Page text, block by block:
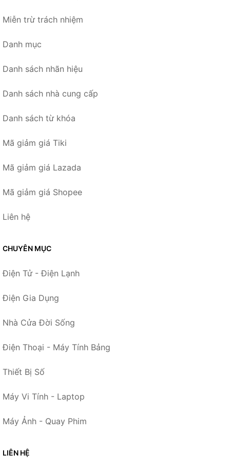
Miễn trừ trách nhiệm
Danh mục
Danh sách nhãn hiệu
Danh sách nhà cung cấp
Danh sách từ khóa
Mã giảm giá Tiki
Mã giảm giá Lazada
Mã giảm giá Shopee
Liên hệ
CHUYÊN MỤC
Điện Tử - Điện Lạnh
Điện Gia Dụng
Nhà Cửa Đời Sống
Điện Thoại - Máy Tính Bảng
Thiết Bị Số
Máy Vi Tính - Laptop
Máy Ảnh - Quay Phim
LIÊN HỆ